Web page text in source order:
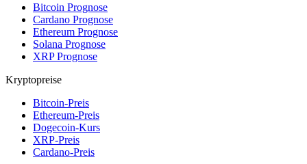
Bitcoin Prognose
Cardano Prognose
Ethereum Prognose
Solana Prognose
XRP Prognose
Kryptopreise
Bitcoin-Preis
Ethereum-Preis
Dogecoin-Kurs
XRP-Preis
Cardano-Preis